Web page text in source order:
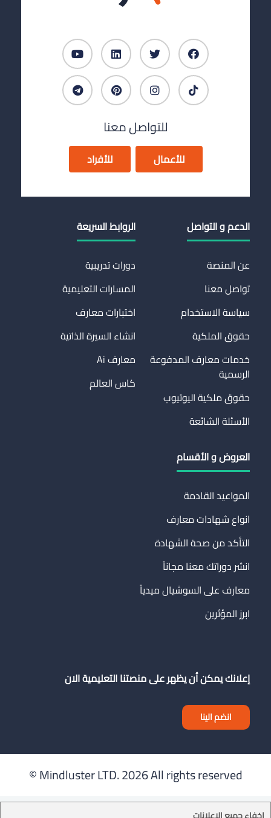
للتواصل معنا
للأعمال للأفراد
الدعم و التواصل
عن المنصة
تواصل معنا
سياسة الاستخدام
حقوق الملكية
خدمات معارف المدفوعة
الرسمية
حقوق ملكية اليوتيوب
الأسئلة الشائعة
الروابط السريعة
دورات تدريبية
المسارات التعليمية
اختبارات معارف
انشاء السيرة الذاتية
معارف Ai
كاس العالم
العروض و الأقسام
المواعيد القادمة
انواع شهادات معارف
التأكد من صحة الشهادة
انشر دوراتك معنا مجاناً
معارف على السوشيال ميدياً
ابرز المؤثرين
إعلانك يمكن أن يظهر على منصتنا التعليمية الان
انضم الينا
Mindluster LTD.2026 All rights reserved ©